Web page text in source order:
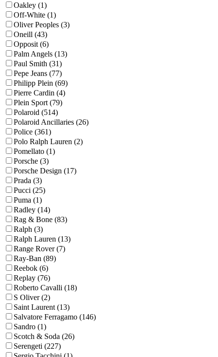
Oakley (1)
Off-White (1)
Oliver Peoples (3)
Oneill (43)
Opposit (6)
Palm Angels (13)
Paul Smith (31)
Pepe Jeans (77)
Philipp Plein (69)
Pierre Cardin (4)
Plein Sport (79)
Polaroid (514)
Polaroid Ancillaries (26)
Police (361)
Polo Ralph Lauren (2)
Pomellato (1)
Porsche (3)
Porsche Design (17)
Prada (3)
Pucci (25)
Puma (1)
Radley (14)
Rag & Bone (83)
Ralph (3)
Ralph Lauren (13)
Range Rover (7)
Ray-Ban (89)
Reebok (6)
Replay (76)
Roberto Cavalli (18)
S Oliver (2)
Saint Laurent (13)
Salvatore Ferragamo (146)
Sandro (1)
Scotch & Soda (26)
Serengeti (227)